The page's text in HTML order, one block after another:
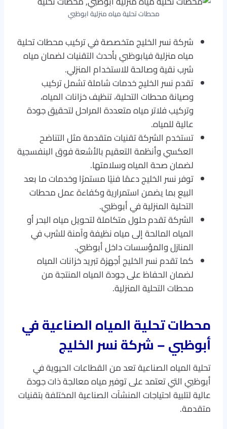
محطات تحلية مياه منزلية ابوظبي
شركة نسر الخليج متخصصة في تركيب محطات تحلية
مياه منزلية فيابوظبي بأحدث التقنيات لضمان مياه
شرب نقية وصالحة للاستخدام المنزلي.
تقدم نسر الخليج خدمات شاملة تشمل تركيب
وصيانة محطات التحلية، تنظيف خزانات المياه،
وتركيب فلاتر مياه متعددة المراحل لتحقيق جودة
عالية للمياه.
تستخدم الشركة تقنيات متقدمة مثل التناضح
العكسي وأنظمة التعقيم بالأشعة فوق البنفسجية
لضمان صحة المياه وسلامتها.
توفر نسر الخليج دعمًا فنيًا مستمرًا وخدمات ما بعد
البيع بما يضمن استمرارية وكفاءة عمل محطات
التحلية المنزلية في أبوظبي.
الشركة تقدم حلول متكاملة لتحويل مياه البحر أو
المياه المالحة إلى مياه نظيفة وآمنة للشرب في
المنازل والمؤسسات داخل أبوظبي.
كما تقدم نسر الخليج أجهزة تبريد خزانات المياه
لضمان الحفاظ على جودة المياه المنتجة من
محطات التحلية المنزلية.
محطات تحلية المياه الصناعية في
أبوظبي – شركة نسر الخليج
تحلية المياه الصناعية تعد من القطاعات الحيوية في
أبوظبي التي تعتمد على توفير مياه معالجة ذات جودة
عالية لتلبية احتياجات المنشآت الصناعية المختلفة بتقنيات
متقدمة.